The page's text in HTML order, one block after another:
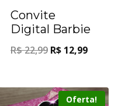
Convite
Digital Barbie
R$22,99 R$ 12,99
Oferta!